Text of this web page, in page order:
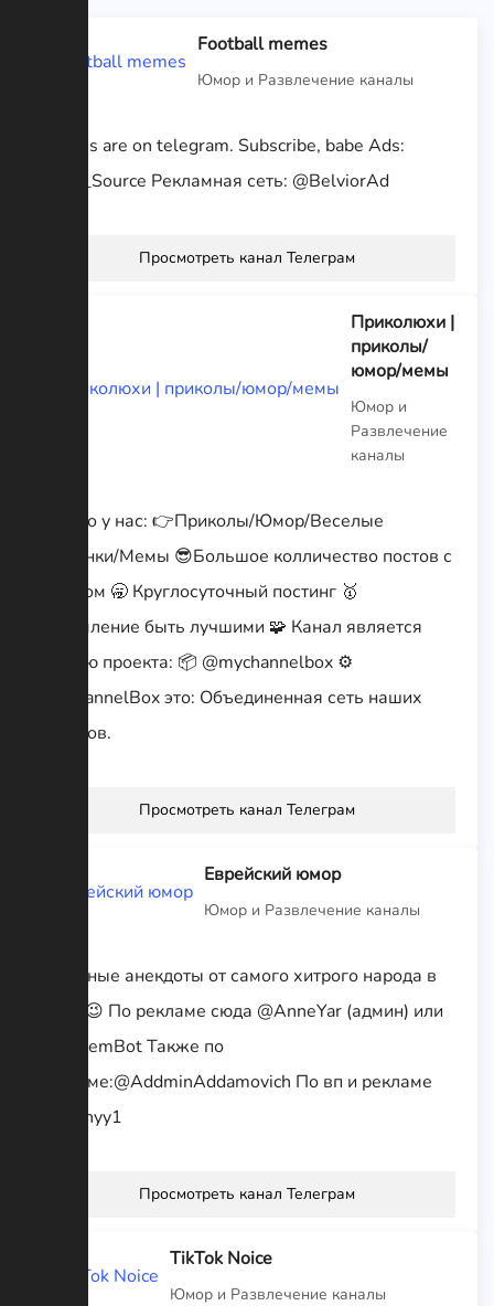
Football memes
Юмор и Развлечение каналы
Memes are on telegram. Subscribe, babe Ads:
@Sky_Source Рекламная сеть: @BelviorAd
Просмотреть канал Телеграм
Приколюхи |
приколы/
юмор/мемы
Юмор и
Развлечение
каналы
Только у нас: 👉Приколы/Юмор/Веселые
картинки/Мемы 😎Большое колличество постов с
юмором 🥱 Круглосуточный постинг 🥇
Стремление быть лучшими 🧩 Канал является
частью проекта: 📦 @mychannelbox ⚙️
MyChannelBox это: Объединенная сеть наших
каналов.
Просмотреть канал Телеграм
Еврейский юмор
Юмор и Развлечение каналы
Смешные анекдоты от самого хитрого народа в
мире 😉 По рекламе сюда @AnneYar (админ) или
@AnnemBot Также по
рекламе:@AddminAddamovich По вп и рекламе
@sunnyy1
Просмотреть канал Телеграм
TikTok Noice
Юмор и Развлечение каналы